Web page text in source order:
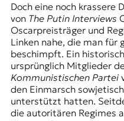
Doch eine noch krassere
von The Putin Interviews
Oscarpreisträger und
Linken nahe, die man für
beschimpft. Ein
ursprünglich Mitglieder
Kommunistischen Partei
den Einmarsch
unterstützt hatten.
die autoritären Regimes